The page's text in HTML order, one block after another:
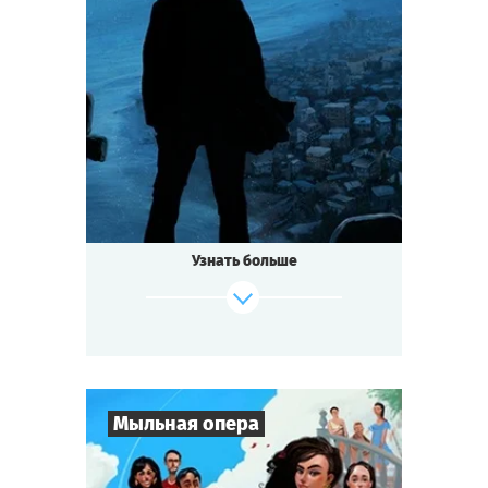
Игроков -25
Время игры ч.
Тематика Мистика
Тип квеста Квестория
Узнать больше
Мыльная опера